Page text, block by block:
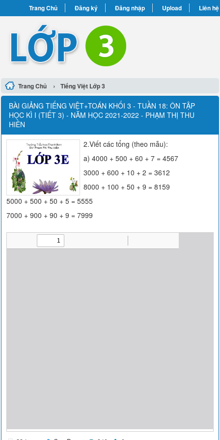
Trang Chủ Đăng ký Đăng nhập Upload Liên hệ
Trang Chủ › Tiếng Việt Lớp 3
BÀI GIẢNG TIẾNG VIỆT+TOÁN KHỐI 3 - TUẦN 18: ÔN TẬP
HỌC KÌ I (TIẾT 3) - NĂM HỌC 2021-2022 - PHẠM THỊ THU
HIỀN
2.Viết các tổng (theo mẫu):
a) 4000 + 500 + 60 + 7 = 4567
3000 + 600 + 10 + 2 = 3612
8000 + 100 + 50 + 9 = 8159
5000 + 500 + 50 + 5 = 5555
7000 + 900 + 90 + 9 = 7999